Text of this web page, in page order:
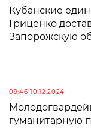
Кубанские
Гриценко
Запорожскую
09:46 10.12.2024
гуманитарную